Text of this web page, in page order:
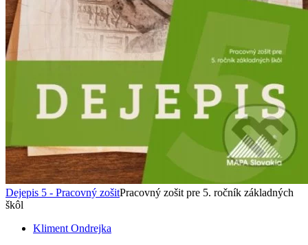
Dejepis 5 - Pracovný zošitPracovný zošit pre 5. ročník základných
škôl
Kliment Ondrejka